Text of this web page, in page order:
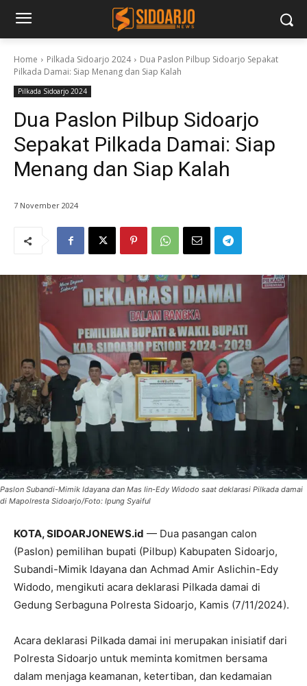
Home Pilkada Sidoarjo 2024
Dua Paslon Pilbup Sidoarjo Sepakat
Pilkada Damai: Siap Menang dan Siap Kalah
Pilkada Sidoarjo 2024
Dua Paslon Pilbup Sidoarjo
Sepakat Pilkada Damai: Siap
Menang dan Siap Kalah
7 November 2024
Paslon Subandi-Mimik Idayana dan Mas Iin-Edy Widodo saat deklarasi Pilkada damai
di Mapolresta Sidoarjo/Foto: Ipung Syaiful
KOTA, SIDOARJONEWS.id — Dua pasangan calon
(Paslon) pemilihan bupati (Pilbup) Kabupaten Sidoarjo,
Subandi-Mimik Idayana dan Achmad Amir Aslichin-Edy
Widodo, mengikuti acara deklarasi Pilkada damai di
Gedung Serbaguna Polresta Sidoarjo, Kamis (7/11/2024).
Acara deklarasi Pilkada damai ini merupakan inisiatif dari
Polresta Sidoarjo untuk meminta komitmen bersama
dalam menjaga keamanan, ketertiban, dan kedamaian